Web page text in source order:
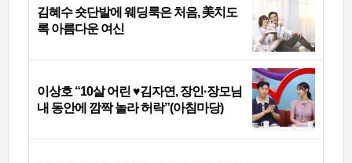
김혜수 숏단발에 웨딩룩은 처음, 美치도
록 아름다운 여신
이상호 “10살 어린 ♥김자연, 장인·장모님
내 동안에 깜짝 놀라 허락”(아침마당)